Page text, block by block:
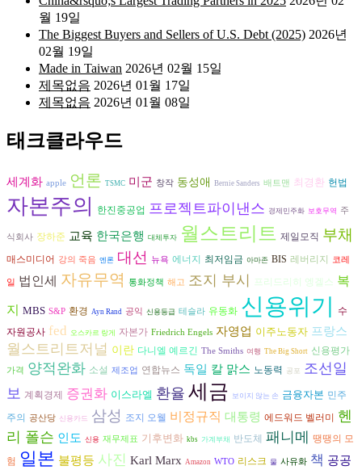
월 19일
The Biggest Buyers and Sellers of U.S. Debt (2025) 2026년
02월 19일
Made in Taiwan 2026년 02월 15일
제목없음 2026년 01월 17일
제목없음 2026년 01월 08일
태크클라우드
세계화 apple 언론 TSMC 미군 창작 동성애 Bernie Sanders 배트맨 최경환 헌법
자본주의 한진중공업 프로젝트파이낸스 경제민주화 보호무역 주
식회사 장하준 교육 한국은행 대체투자 월스트리트 제일모직 부채
매스미디어 강의 죽음 엔론 대선 뉴욕 에너지 최저임금 아마존 BIS 레버리지 코레
일 법인세 자유무역 통화정책 해고 조지 부시 프리드리히 엥겔스 복
지 MBS S&P 환경 Ayn Rand 공익 신용등급 테슬라 유동화 신용위기
수
자원공사 fed 오스카르 랑게 자본가 Friedrich Engels 자영업 이주노동자 프랑스
월스트리트저널 이란 다니엘 예르긴 The Smiths 여행 The Big Short 신용평가
가격 양적완화 소설 제조업 연합뉴스 독일 칼 맑스 노동력 공포 조선일
보 계획경제 증권화 이스라엘 환율 세금 보이지 않는 손 금융자본 민주
주의 공산당 신용카드 삼성 조지 오웰 비정규직 대통령 에드워드 벨러미
헨
리 폴슨 인도 신용 재무제표 기후변화 kbs 가계부채 반도체 패니메 땡땡의 모
험 일본 불평등 사진 Karl Marx Amazon WTO 리스크 물 사유화 책 공공